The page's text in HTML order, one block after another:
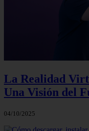
La Realidad
Una Visión del
04/10/2025